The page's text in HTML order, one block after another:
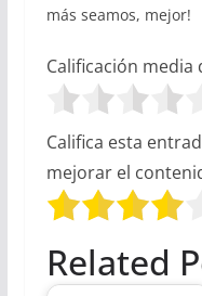
más seamos, mejor!
Calificación media
Califica esta
mejorar el
Related